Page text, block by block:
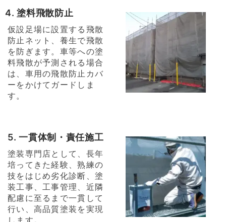
4. 塗料飛散防止
仮設足場に設置する飛散
防止ネット、養生で飛散
を防ぎます。車等への塗
料飛散が予測される場合
は、車用の飛散防止カバ
ーをかけてガードしま
す。
5. 一貫体制・責任施工
塗装専門店として、長年
培ってきた経験、熟練の
技をはじめ劣化診断、塗
装工事、工事管理、近隣
配慮に至るまで一貫して
行い、高品質塗装を実現
します。